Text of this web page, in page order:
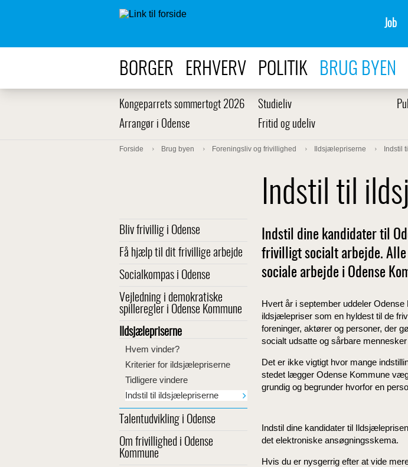
Job
BORGER ERHVERV POLITIK BRUG BYEN
Kongeparrets sommertogt 2026 Studieliv
Arrangør i Odense
Fritid og udeliv
Forside Brug byen Foreningsliv og frivillighed Ildsjælepriserne Indstil
Bliv frivillig i Odense
Få hjælp til dit frivillige arbejde
Socialkompas i Odense
Vejledning i demokratiske
spilleregler i Odense Kommune
Ildsjælepriserne
Hvem vinder?
Kriterier for ildsjælepriserne
Tidligere vindere
Indstil til ildsjælepriserne
Talentudvikling i Odense
Om frivillighed i Odense
Kommune
Indstil til
Indstil dine kandidater til
frivilligt socialt arbejde.
sociale arbejde i Odense
Hvert år i september uddeler Odense
ildsjælepriser som en hyldest til de
foreninger, aktører og personer, der
socialt udsatte og sårbare
Det er ikke vigtigt hvor mange
stedet lægger Odense Kommune
grundig og begrunder hvorfor en
Indstil dine kandidater til
det elektroniske ansøgningsskema.
Hvis du er nysgerrig efter at vide